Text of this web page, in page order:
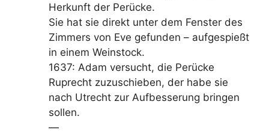
Herkunft der Perücke.
Sie hat sie direkt unter dem Fenster des
Zimmers von Eve gefunden – aufgespießt
in einem Weinstock.
1637: Adam versucht, die Perücke
Ruprecht zuzuschieben, der habe sie
nach Utrecht zur Aufbesserung bringen
sollen.
—